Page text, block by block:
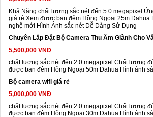
Khả Năng chất lượng sắc nét đến 5.0 megapixel
giá rẻ Xem được ban đêm Hồng Ngoại 25m Dahua
nghệ mới Hình Ảnh sắc nét Dễ Dàng Sử Dụng
Chuyên Lắp Đặt Bộ Camera Thu Âm Giành Cho
5,500,000 VNĐ
chất lượng sắc nét đến 2.0 megapixel Chất lượng
được ban đêm Hồng Ngoại 50m Dahua Hình ảnh
Bộ camera wifi giá rẻ
5,000,000 VNĐ
chất lượng sắc nét đến 2.0 megapixel Chất lượng
được ban đêm Hồng Ngoại 30m Dahua Hình ảnh